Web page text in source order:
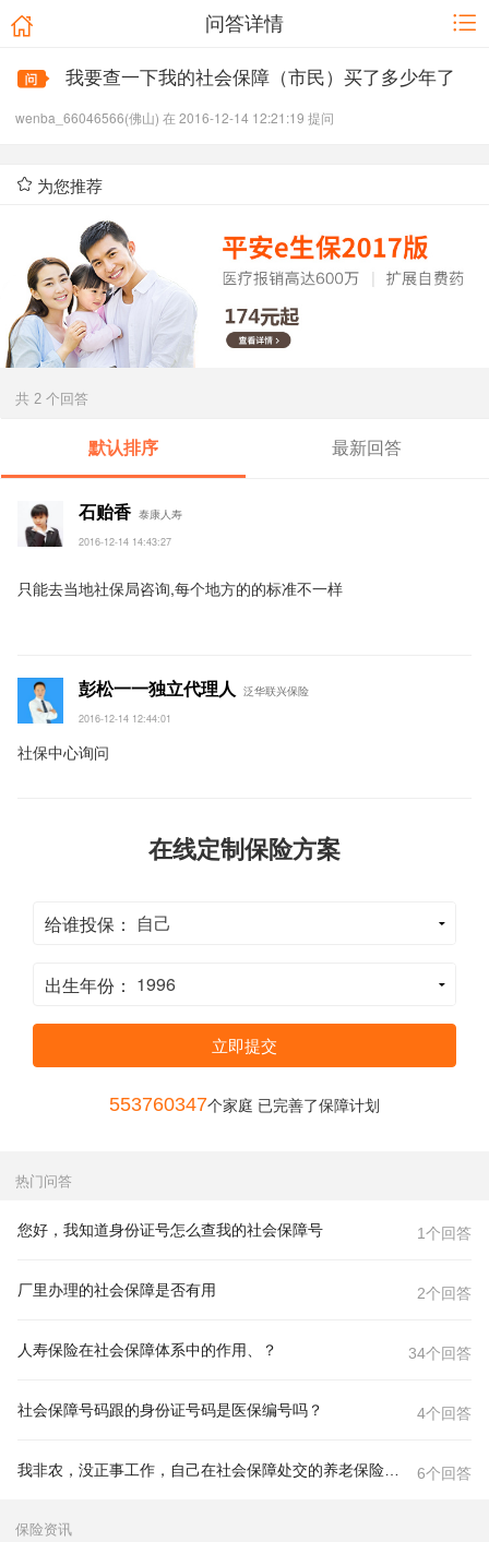
问答详情
我要查一下我的社会保障（市民）买了多少年了
wenba_66046566(佛山) 在 2016-12-14 12:21:19 提问
为您推荐
共 2 个回答
默认排序 最新回答
石贻香 泰康人寿
2016-12-14 14:43:27
只能去当地社保局咨询,每个地方的的标准不一样
彭松一一独立代理人 泛华联兴保险
2016-12-14 12:44:01
社保中心询问
在线定制保险方案
给谁投保：
出生年份：
立即提交
553760347个家庭 已完善了保障计划
热门问答
1个回答
您好，我知道身份证号怎么查我的社会保障号
2个回答
厂里办理的社会保障是否有用
34个回答
人寿保险在社会保障体系中的作用、？
4个回答
社会保障号码跟的身份证号码是医保编号吗？
6个回答
保险资讯